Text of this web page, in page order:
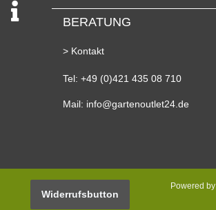
BERATUNG
> Kontakt
Tel: +49 (0)421 435 08 710
Mail: info@gartenoutlet24.de
Widerrufsbutton
Powered by